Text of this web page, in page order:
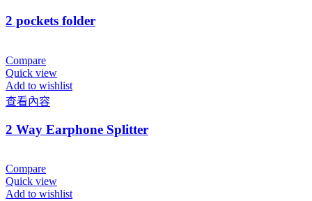
2 pockets folder
Compare
Quick view
Add to wishlist
查看內容
2 Way Earphone Splitter
Compare
Quick view
Add to wishlist